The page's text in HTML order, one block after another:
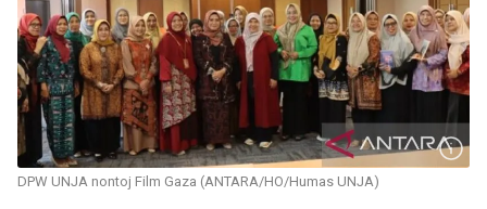
DPW UNJA nontoj Film Gaza (ANTARA/HO/Humas UNJA)